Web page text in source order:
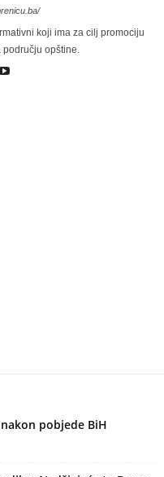
koji ima za cilj promociju
opštine.
pobjede BiH